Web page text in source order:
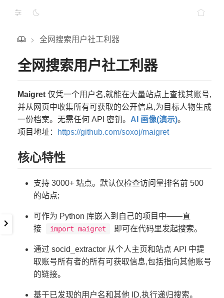
> 全网搜索用户社工利器
全网搜索用户社工利器
Maigret 仅凭一个用户名,就能在大量站点上查找其账号,
并从网页中收集所有可获取的公开信息,为目标人物生成
一份档案。无需任何 API 密钥。 AI 画像(演示)。
项目地址：
https://github.com/soxoj/maigret
核心特性
支持 3000+ 站点。默认仅检查访问量排名前 500
的站点;
可作为 Python 库嵌入到自己的项目中——直
接
import maigret 即可在代码里发起搜索。
通过 socid_extractor 从个人主页和站点 API 中提
取账号所有者的所有可获取信息,包括指向其他账号
的链接。
基于已发现的用户名和其他 ID,执行递归搜索。